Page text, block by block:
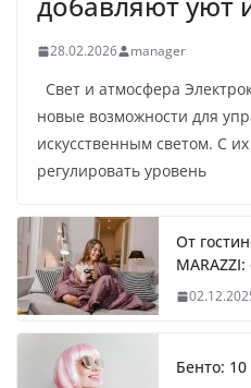
28.02.2026 manager
Свет и атмосфера
новые возможности для
искусственным светом. С
регулировать уровень
От
Бенто: